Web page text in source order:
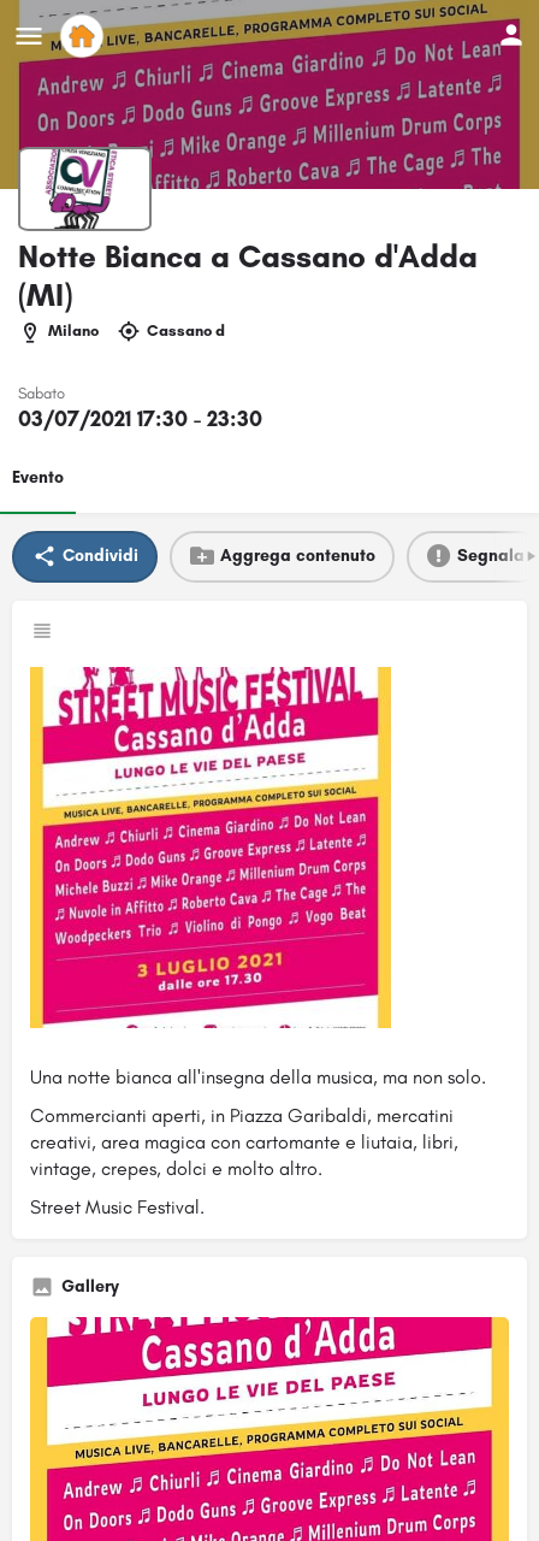
Notte Bianca a Cassano d'Adda
(MI)
Milano Cassano d
Sabato
03/07/2021 17:30 - 23:30
Evento
Condividi Aggrega contenuto Segnala
Una notte bianca all'insegna della musica, ma non solo.
Commercianti aperti, in Piazza Garibaldi, mercatini
creativi, area magica con cartomante e liutaia, libri,
vintage, crepes, dolci e molto altro.
Street Music Festival.
Gallery